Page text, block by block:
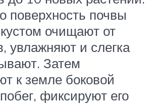
поверхность почвы
очищают от
увлажняют и слегка
Затем
к земле боковой
фиксируют его